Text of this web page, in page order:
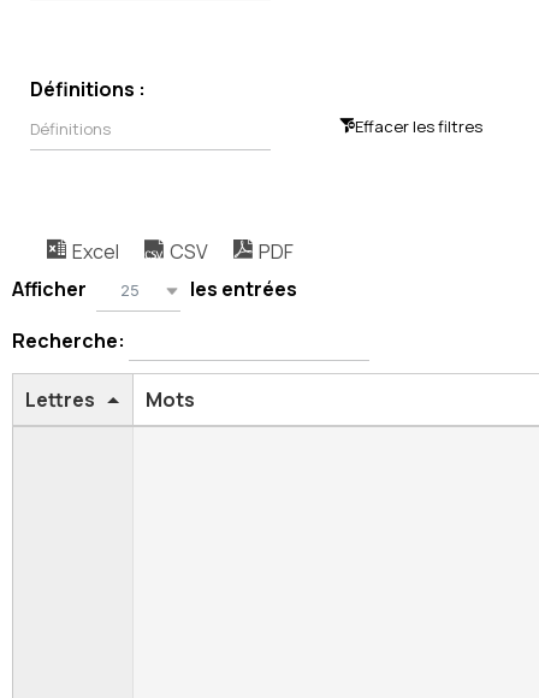
Définitions :
Effacer les filtres
Excel CSV
PDF
Afficher
25
les entrées
Recherche:
Lettres Mots